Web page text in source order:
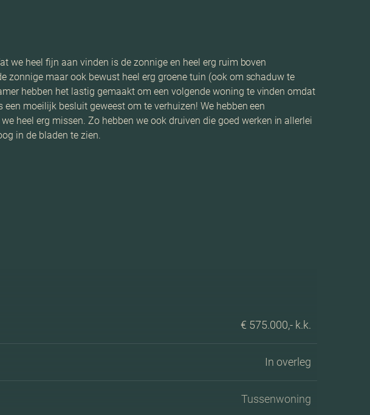
we heel fijn aan vinden is de zonnige en heel erg ruim boven
zonnige maar ook bewust heel erg groene tuin (ook om schaduw te
hebben het lastig gemaakt om een volgende woning te vinden omdat
moeilijk besluit geweest om te verhuizen! We hebben een
heel erg missen. Zo hebben we ook druiven die goed werken in allerlei
in de bladen te zien.
€ 575.000,- k.k.
In overleg
Tussenwoning